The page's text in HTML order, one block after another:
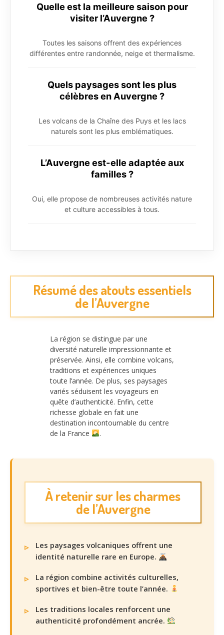
Quelle est la meilleure saison pour
visiter l’Auvergne ?
Toutes les saisons offrent des expériences
différentes entre randonnée, neige et thermalisme.
Quels paysages sont les plus
célèbres en Auvergne ?
Les volcans de la Chaîne des Puys et les lacs
naturels sont les plus emblématiques.
L’Auvergne est-elle adaptée aux
familles ?
Oui, elle propose de nombreuses activités nature
et culture accessibles à tous.
Résumé des atouts essentiels
de l’Auvergne
La région se distingue par une
diversité naturelle impressionnante et
préservée. Ainsi, elle combine volcans,
traditions et expériences uniques
toute l’année. De plus, ses paysages
variés séduisent les voyageurs en
quête d’authenticité. Enfin, cette
richesse globale en fait une
destination incontournable du centre
de la France
.
À retenir sur les charmes
de l’Auvergne
Les paysages volcaniques offrent une
identité naturelle rare en Europe.
La région combine activités culturelles,
sportives et bien-être toute l’année.
Les traditions locales renforcent une
authenticité profondément ancrée.